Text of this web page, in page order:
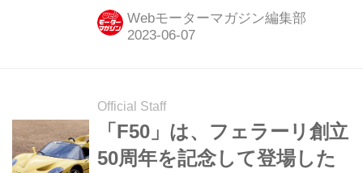
オフのニューモデル「コード61 バード
ケージ（kode 61 Birdcage）」のワー
Webモーターマガジン編集部
Official Staff
「F50」は、フェラーリ創立
50周年を記念して登場した